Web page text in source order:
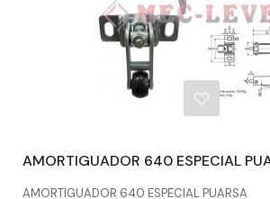
AMORTIGUADOR 640 ESPECIAL
AMORTIGUADOR 640 ESPECIAL PUARSA